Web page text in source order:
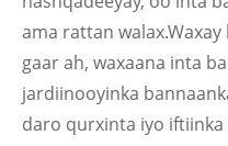
ama rattan
gaar ah, waxaana inta
jardiinooyinka
daro qurxinta iyo iftiinka